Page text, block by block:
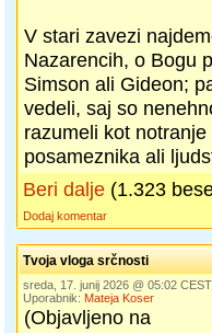
V stari zavezi
Nazarencih, o Bogu
Simson ali Gideon;
vedeli, saj so
razumeli kot
posameznika ali
Beri dalje (1.323
Dodaj komentar
Tvoja vloga srčnosti
sreda, 17. junij 2026 @ 05:02 CEST
Uporabnik: Mateja Koser
(Objavljeno na